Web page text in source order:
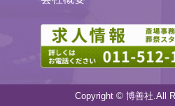
Copyright © 博善社.All